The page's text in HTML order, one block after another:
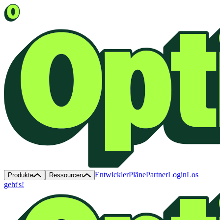
Produkte Ressourcen EntwicklerPlänePartnerLoginLos
geht's!